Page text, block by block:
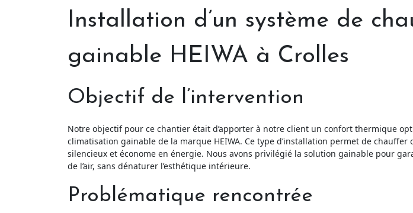
Installation d’un système de
gainable HEIWA à Crolles
Objectif de l’intervention
Notre objectif pour ce chantier était d’apporter à notre client un confort thermique
climatisation gainable de la marque HEIWA. Ce type d’installation permet de
silencieux et économe en énergie. Nous avons privilégié la solution gainable pour
de l’air, sans dénaturer l’esthétique intérieure.
Problématique rencontrée